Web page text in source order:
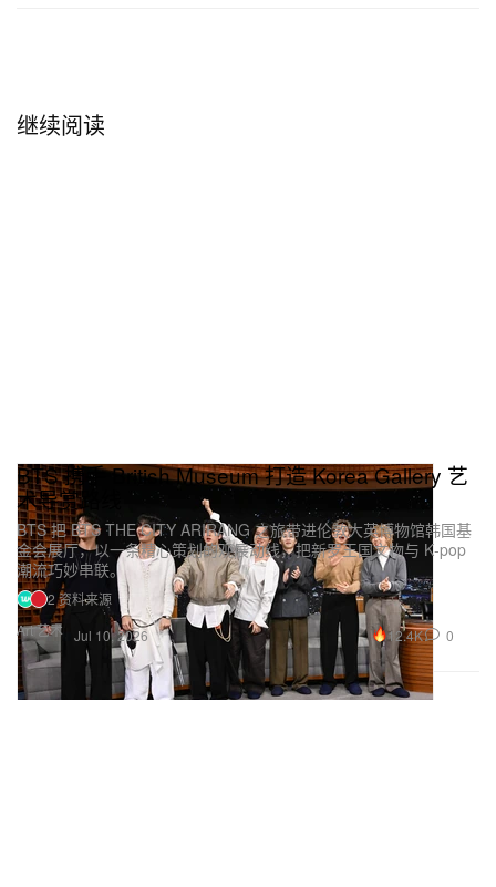
继续阅读
Art 艺术
BTS 携手 British Museum 打造 Korea Gallery 艺
术导赏路线
BTS 把 BTS THE CITY ARIRANG 之旅带进伦敦大英博物馆韩国基
金会展厅，以一条精心策划的观展动线，把新罗王国文物与 K‑pop
潮流巧妙串联。
2 资料来源
Jul 10, 2026
12.4K 0